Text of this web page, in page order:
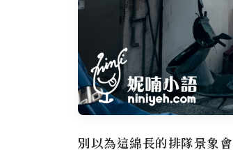
別以為這綿長的排隊景象